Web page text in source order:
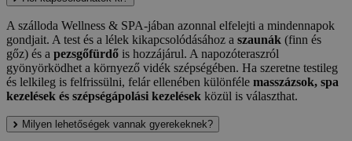
A szálloda Wellness & SPA-jában azonnal elfelejti a mindennapok
gondjait. A test és a lélek kikapcsolódásához a szaunák (finn és
gőz) és a pezsgőfürdő is hozzájárul. A napozóteraszról
gyönyörködhet a környező vidék szépségében. Ha szeretne testileg
és lelkileg is felfrissülni, felár ellenében különféle masszázsok, spa
kezelések és szépségápolási kezelések közül is választhat.
Milyen lehetőségek vannak gyerekeknek?